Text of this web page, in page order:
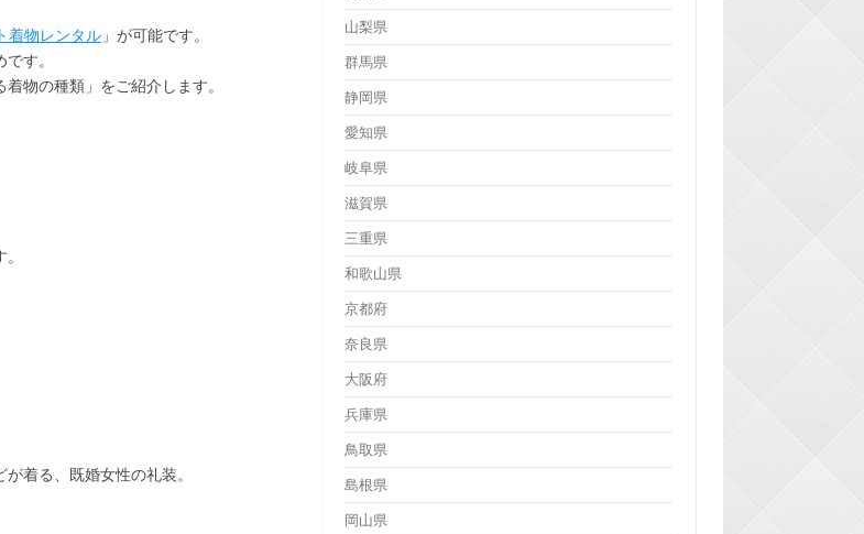
着物レンタル」が可能です。
す。
物の種類」をご紹介します。
着る、既婚女性の礼装。
山梨県
群馬県
静岡県
愛知県
岐阜県
滋賀県
三重県
和歌山県
京都府
奈良県
大阪府
兵庫県
鳥取県
島根県
岡山県